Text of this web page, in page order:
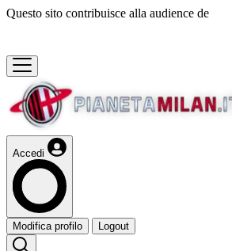
Questo sito contribuisce alla audience de
Accedi
Modifica profilo Logout